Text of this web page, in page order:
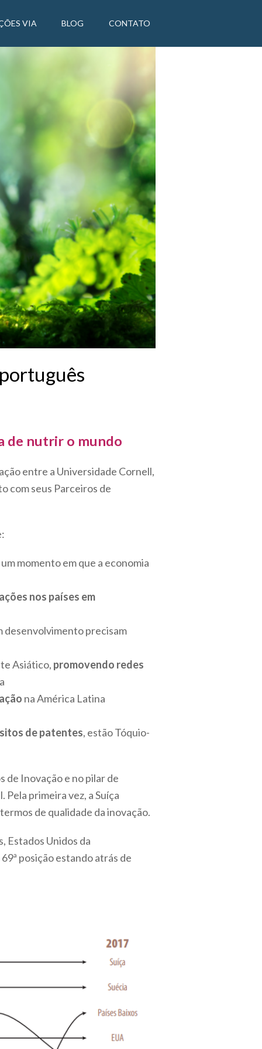
VIA BLOG CONTATO
de nutrir o mundo
entre a Universidade Cornell,
com seus Parceiros de
momento em que a economia
nos países em
desenvolvimento precisam
Asiático, promovendo redes
na América Latina
de patentes, estão Tóquio-
de Inovação e no pilar de
primeira vez, a Suíça
de qualidade da inovação.
Estados Unidos da
posição estando atrás de